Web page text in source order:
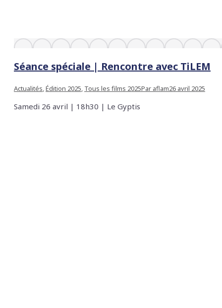
Séance spéciale | Rencontre avec TiLEM
Actualités,Édition 2025, Tous les films 2025Par aflam26 avril 2025
Samedi 26 avril | 18h30 | Le Gyptis